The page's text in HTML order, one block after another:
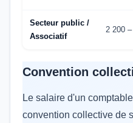
Secteur public /
Associatif
2 200
Convention
Le salaire d'un
convention collective de